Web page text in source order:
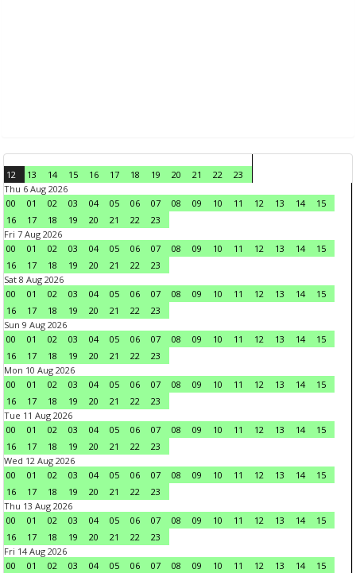
12 13 14 15 16 17 18 19 20 21 22
23
Thu 6 Aug 2026
00
01 02 03 04 05 06 07 08 09 10 11 12 13 14
15
16
17 18 19 20 21 22
23
Fri 7 Aug 2026
00
01 02 03 04 05 06 07 08 09 10 11 12 13 14
15
16
17 18 19 20 21 22
23
Sat 8 Aug 2026
00
01 02 03 04 05 06 07 08 09 10 11 12 13 14
15
16
17 18 19 20 21 22
23
Sun 9 Aug 2026
00
01 02 03 04 05 06 07 08 09 10 11 12 13 14
15
16
17 18 19 20 21 22
23
Mon 10 Aug 2026
00
01 02 03 04 05 06 07 08 09 10 11 12 13 14
15
16
17 18 19 20 21 22
23
Tue 11 Aug 2026
00
01 02 03 04 05 06 07 08 09 10 11 12 13 14
15
16
17 18 19 20 21 22
23
Wed 12 Aug 2026
00
01 02 03 04 05 06 07 08 09 10 11 12 13 14
15
16
17 18 19 20 21 22
23
Thu 13 Aug 2026
00
01 02 03 04 05 06 07 08 09 10 11 12 13 14
15
16
17 18 19 20 21 22
23
Fri 14 Aug 2026
00
01 02 03 04 05 06 07 08 09 10 11 12 13 14 15